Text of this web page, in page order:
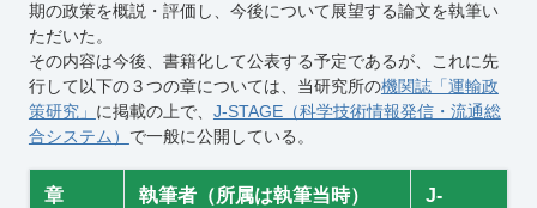
期の政策を概説・評価し、今後について展望する論文を執筆い
ただいた。
その内容は今後、書籍化して公表する予定であるが、これに先
行して以下の３つの章については、当研究所の機関誌「運輸政
策研究」 に掲載の上で、 J-STAGE（科学技術情報発信・流通総
合システム） で一般に公開している。
章 執筆者（所属は執筆当時）
J-